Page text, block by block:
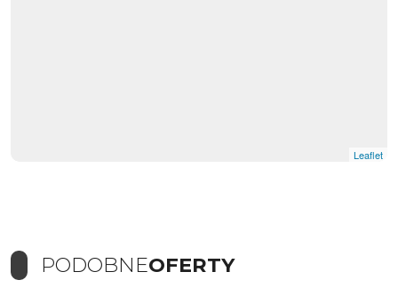
Leaflet
PODOBNEOFERTY